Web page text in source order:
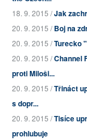
18. 9. 2015 /Jak
20. 9. 2015 /Boj na
20. 9. 2015 /Turecko
20. 9. 2015 /Channel
proti Miloši...
20. 9. 2015 /Třináct
s dopr...
20. 9. 2015 /Tisíce
prohlubuje